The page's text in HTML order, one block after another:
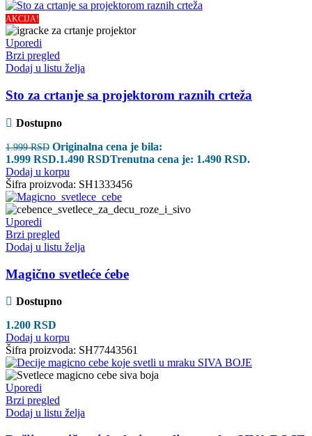
AKCIJA!
Uporedi
Brzi pregled
Dodaj u listu želja
Sto za crtanje sa projektorom raznih crteža
Dostupno
1.999RSD Originalna cena je bila:
1.999 RSD.1.490 RSDTrenutna cena je: 1.490 RSD.
Dodaj u korpu
Šifra proizvoda: SH1333456
Uporedi
Brzi pregled
Dodaj u listu želja
Magično svetleće ćebe
Dostupno
1.200 RSD
Dodaj u korpu
Šifra proizvoda: SH77443561
Uporedi
Brzi pregled
Dodaj u listu želja